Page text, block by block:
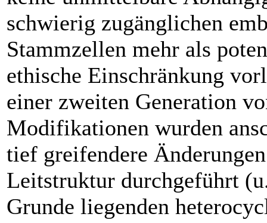
schwierig zugänglichen
Stammzellen mehr als
ethische Einschränkung
einer zweiten Generation
Modifikationen wurden
tief greifendere
Leit­struktur durchgeführt
Grunde liegenden